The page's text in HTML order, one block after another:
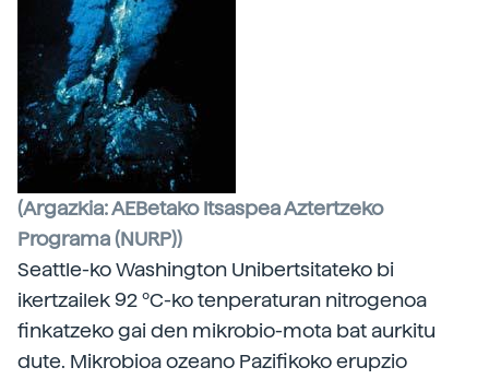
(Argazkia: AEBetako Itsaspea Aztertzeko
Programa (NURP))
Seattle-ko Washington Unibertsitateko bi
ikertzailek 92 ºC-ko tenperaturan nitrogenoa
finkatzeko gai den mikrobio-mota bat aurkitu
dute. Mikrobioa ozeano Pazifikoko erupzio